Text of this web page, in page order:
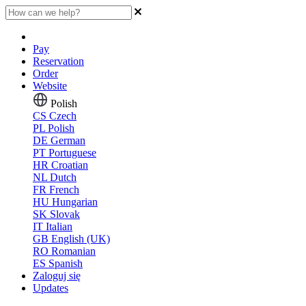
Pay
Reservation
Order
Website
Polish
CS Czech
PL Polish
DE German
PT Portuguese
HR Croatian
NL Dutch
FR French
HU Hungarian
SK Slovak
IT Italian
GB English (UK)
RO Romanian
ES Spanish
Zaloguj się
Updates